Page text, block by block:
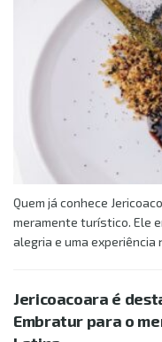
Quem já conhece
meramente turístico. Ele
alegria e uma experiência
Jericoacoara é
Embratur para o